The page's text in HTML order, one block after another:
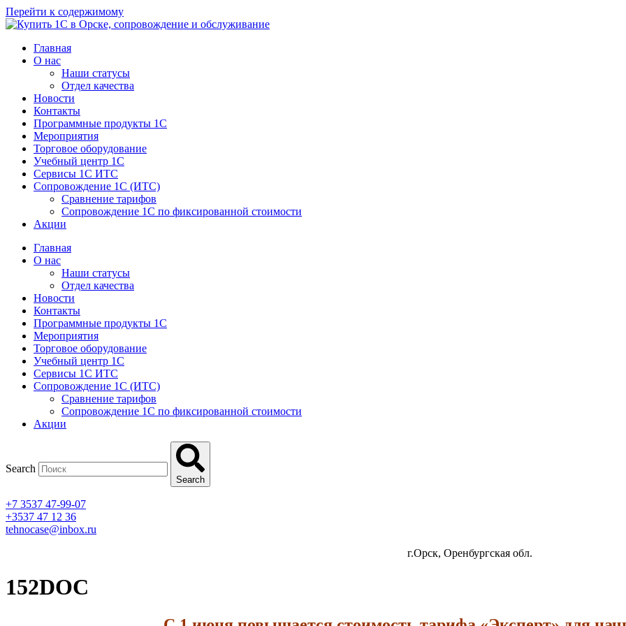
Перейти к содержимому
Главная
О нас
Наши статусы
Отдел качества
Новости
Контакты
Программные продукты 1C
Мероприятия
Торговое оборудование
Учебный центр 1C
Сервисы 1C ИТС
Сопровождение 1С (ИТС)
Сравнение тарифов
Сопровождение 1С по фиксированной стоимости
Акции
Главная
О нас
Наши статусы
Отдел качества
Новости
Контакты
Программные продукты 1C
Мероприятия
Торговое оборудование
Учебный центр 1C
Сервисы 1C ИТС
Сопровождение 1С (ИТС)
Сравнение тарифов
Сопровождение 1С по фиксированной стоимости
Акции
Search
Search
+7 3537 47-99-07
+3537 47 12 36
tehnocase@inbox.ru
г.Орск, Оренбургская обл.
152DOC